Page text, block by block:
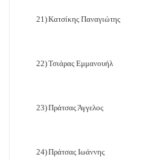
21)Κατσίκης Παναγιώτης
22)Τσιάρας Εμμανουήλ
23)Πράτσας Άγγελος
24)Πράτσας Ιωάννης